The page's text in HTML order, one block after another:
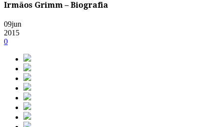
Irmãos Grimm – Biografia
09jun
2015
0